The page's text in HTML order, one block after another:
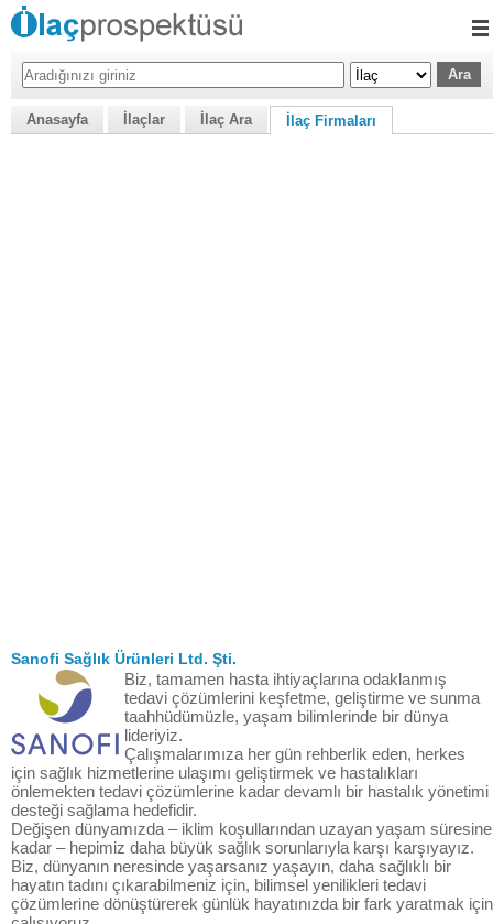
Anasayfa İlaçlar İlaç Ara İlaç Firmaları
Sanofi Sağlık Ürünleri Ltd. Şti.
Biz, tamamen hasta ihtiyaçlarına odaklanmış
tedavi çözümlerini keşfetme, geliştirme ve sunma
taahhüdümüzle, yaşam bilimlerinde bir dünya
lideriyiz.
Çalışmalarımıza her gün rehberlik eden, herkes
için sağlık hizmetlerine ulaşımı geliştirmek ve hastalıkları
önlemekten tedavi çözümlerine kadar devamlı bir hastalık yönetimi
desteği sağlama hedefidir.
Değişen dünyamızda – iklim koşullarından uzayan yaşam süresine
kadar – hepimiz daha büyük sağlık sorunlarıyla karşı karşıyayız.
Biz, dünyanın neresinde yaşarsanız yaşayın, daha sağlıklı bir
hayatın tadını çıkarabilmeniz için, bilimsel yenilikleri tedavi
çözümlerine dönüştürerek günlük hayatınızda bir fark yaratmak için